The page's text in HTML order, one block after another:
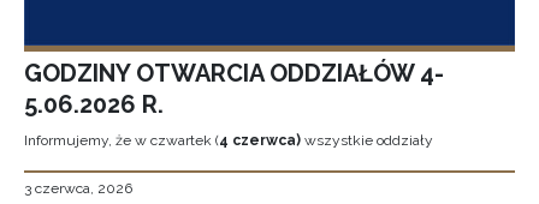
GODZINY OTWARCIA ODDZIAŁÓW 4-
5.06.2026 R.
Informujemy, że w czwartek (4 czerwca) wszystkie oddziały
3 czerwca, 2026